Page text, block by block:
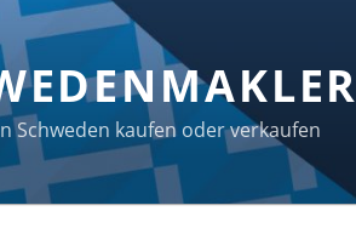
Schweden kaufen oder verkaufen